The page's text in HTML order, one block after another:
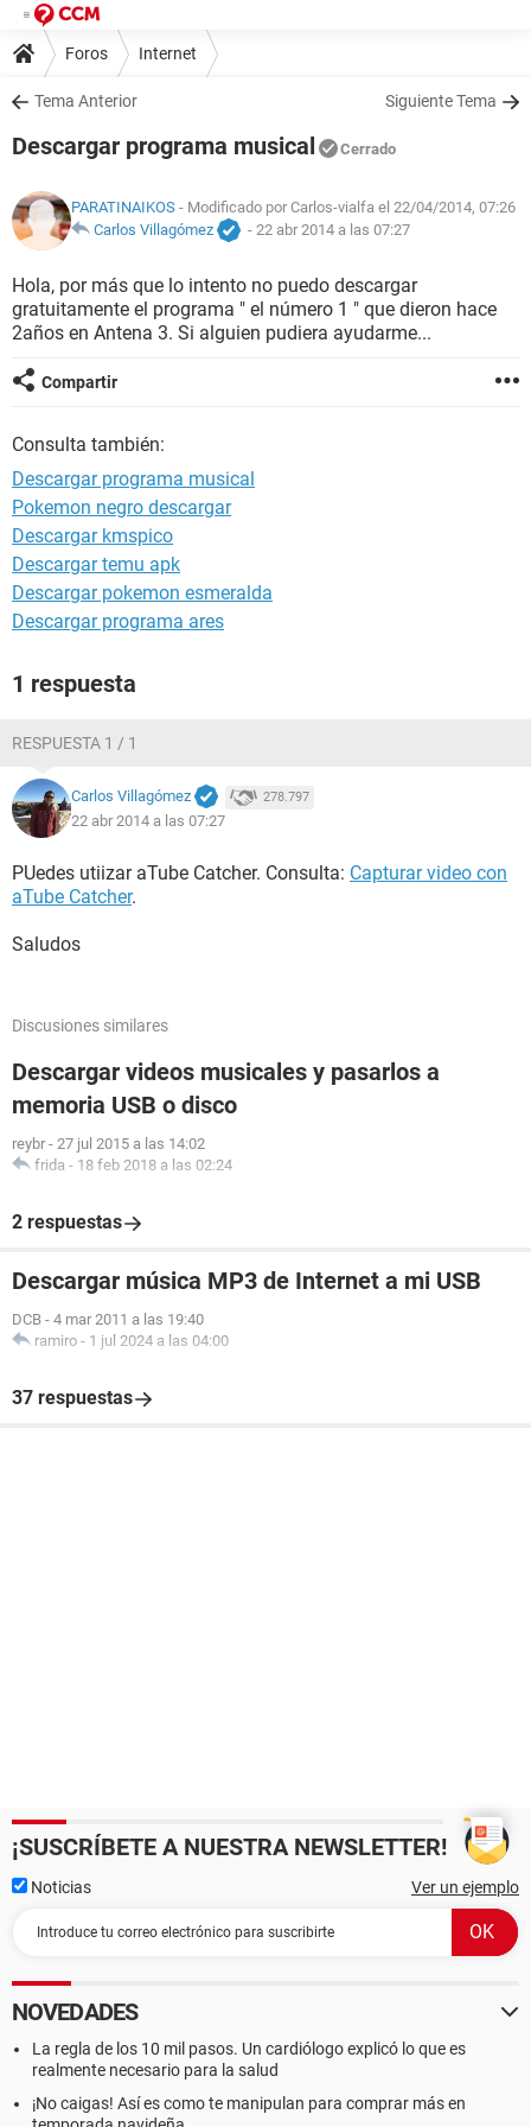
Foros Internet
Tema Anterior Siguiente Tema
Descargar programa musical Cerrado
PARATINAIKOS - Modificado por Carlos-vialfa el 22/04/2014, 07:26
Carlos Villagómez
- 22 abr 2014 a las 07:27
Hola, por más que lo intento no puedo descargar
gratuitamente el programa " el número 1 " que dieron hace
2años en Antena 3. Si alguien pudiera ayudarme...
Compartir
Consulta también:
Descargar programa musical
Pokemon negro descargar
Descargar kmspico
Descargar temu apk
Descargar pokemon esmeralda
Descargar programa ares
1 respuesta
RESPUESTA 1 / 1
Carlos Villagómez 278.797
22 abr 2014 a las 07:27
PUedes utiizar aTube Catcher. Consulta: Capturar video con
aTube Catcher.
Saludos
Discusiones similares
Descargar videos musicales y pasarlos a
memoria USB o disco
reybr - 27 jul 2015 a las 14:02
frida - 18 feb 2018 a las 02:24
2 respuestas
Descargar música MP3 de Internet a mi USB
DCB - 4 mar 2011 a las 19:40
ramiro - 1 jul 2024 a las 04:00
37 respuestas
¡SUSCRÍBETE A NUESTRA NEWSLETTER!
Noticias Ver un ejemplo
NOVEDADES
La regla de los 10 mil pasos. Un cardiólogo explicó lo que es
realmente necesario para la salud
¡No caigas! Así es como te manipulan para comprar más en